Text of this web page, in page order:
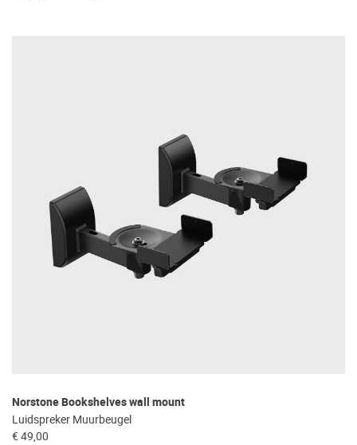
Norstone Bookshelves wall mount
Luidspreker Muurbeugel
€ 49,00